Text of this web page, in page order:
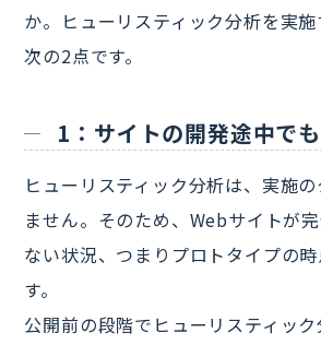
か。ヒューリスティック分析を実施
次の2点です。
1：サイトの開発途中で
ヒューリスティック分析は、実施
ません。そのため、Webサイトが
ない状況、つまりプロトタイプの
す。
公開前の段階でヒューリスティッ